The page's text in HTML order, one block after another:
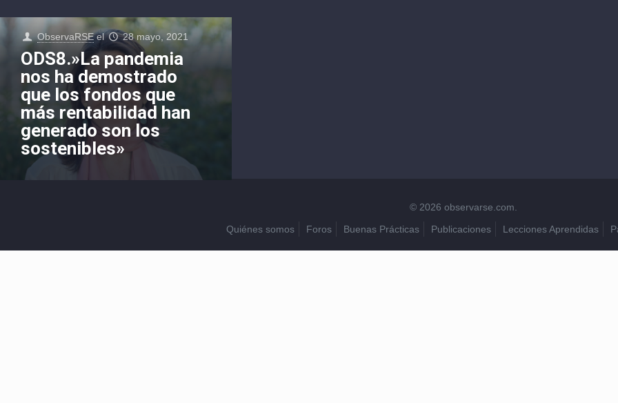
ObservaRSE el 28 mayo, 2021
ODS8.»La pandemia
nos ha demostrado
que los fondos que
más rentabilidad han
generado son los
sostenibles»
© 2026 observarse.com.
Quiénes somos
Foros Buenas Prácticas Publicaciones Lecciones Aprendidas